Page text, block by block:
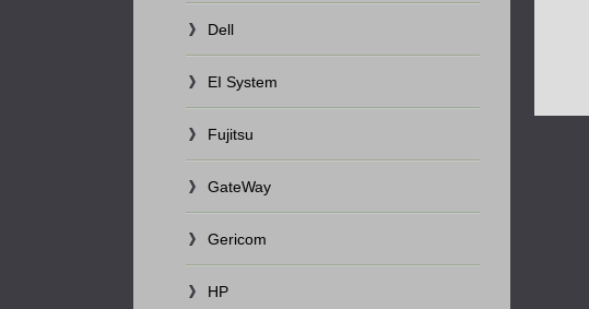
Dell
EI System
Fujitsu
GateWay
Gericom
HP